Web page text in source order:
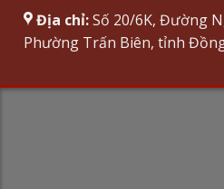
Địa chỉ:Số 20/6K, Đường
Phường Trấn Biên, tỉnh